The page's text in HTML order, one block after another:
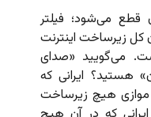
قطع می‌شود؛ فیلتر
کل زیرساخت اینترنت
می‌گویید «صدای
هستید؟ ایرانی که
موازی هیچ زیرساخت